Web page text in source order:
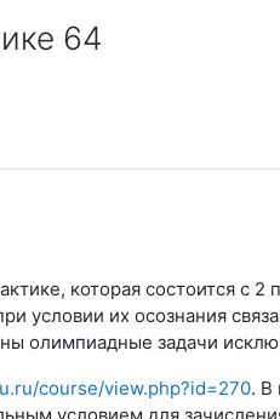
64
которая состоится с 2
условии их осознания
олимпиадные задачи
course/view.php?id=270. В
условием для